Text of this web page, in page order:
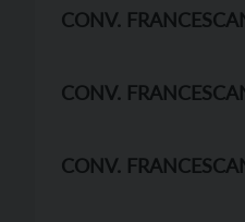
CONV.
CONV.
CONV.